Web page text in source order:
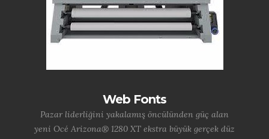
Web Fonts
Pazar liderliğini yakalamış öncülünden güç alan
yeni Océ Arizona® 1280 XT ekstra büyük gerçek düz